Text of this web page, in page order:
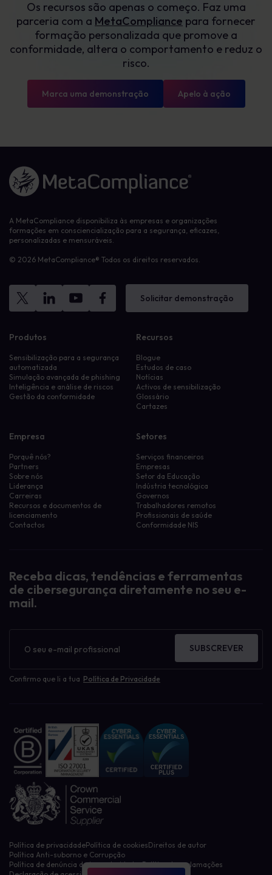
Cartazes de sensibilização
eLearning
Gestão de políticas
Estudo de caso
O nosso blogue
Phishing e Ransomware
Privacidade, RGPD, CCPA
Sensibilização para a cibersegurança
Violações de dados
Sem categoria
Os recursos são apenas o começo. Faz uma
parceria com a MetaCompliance para fornecer
formação personalizada que promove a
conformidade, altera o comportamento e reduz o
risco.
Marca uma demonstração Apelo à ação
Ligação à página inicial
A MetaCompliance disponibiliza às empresas e organizações
formações em consciencialização para a segurança, eficazes,
personalizadas e mensuráveis.
© 2026 MetaCompliance® Todos os direitos reservados.
Solicitar demonstração
Produtos
Sensibilização para a segurança
automatizada
Simulação avançada de phishing
Inteligência e análise de riscos
Gestão da conformidade
Recursos
Blogue
Estudos de caso
Notícias
Activos de sensibilização
Glossário
Cartazes
Empresa
Porquê nós?
Partners
Sobre nós
Liderança
Carreiras
Recursos e documentos de
licenciamento
Contactos
Setores
Serviços financeiros
Empresas
Setor da Educação
Indústria tecnológica
Governos
Trabalhadores remotos
Profissionais de saúde
Conformidade NIS
Receba dicas, tendências e ferramentas
de cibersegurança diretamente no seu e-
mail.
informativo
Confirmo que li a tua Política de Privacidade
SUBSCREVER
Política de privacidadePolítica de cookiesDireitos de autor
Política Anti-suborno e Corrupção
Política de denúncia de irregularidadesPolítica de reclamações